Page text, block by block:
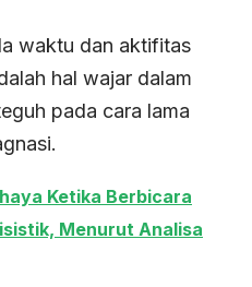
waktu dan aktifitas
hal wajar dalam
pada cara lama
Ketika Berbicara
Menurut Analisa